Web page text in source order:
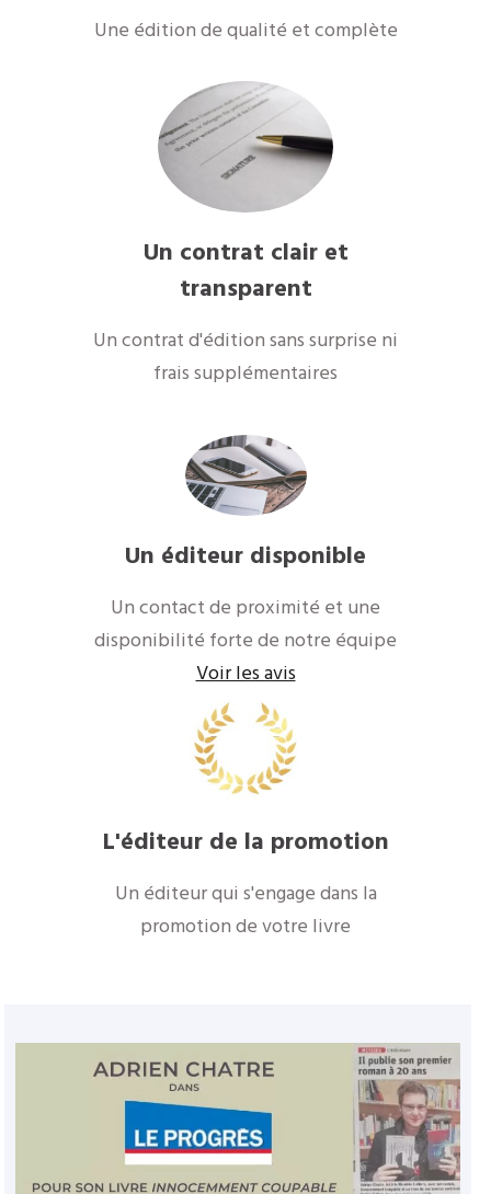
Une édition de qualité et complète
Un contrat clair et
transparent
Un contrat d'édition sans surprise ni
frais supplémentaires
Un éditeur disponible
Un contact de proximité et une
disponibilité forte de notre équipe
Voir les avis
L'éditeur de la promotion
Un éditeur qui s'engage dans la
promotion de votre livre